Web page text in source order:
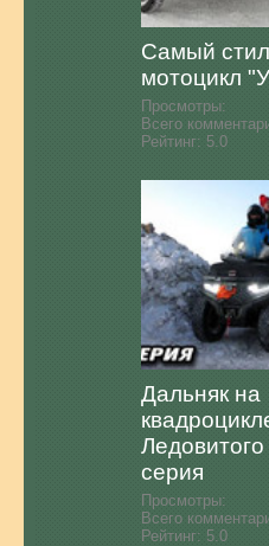
Самый
мотоцикл
Просмотры:
Всего
Рейтинг: 5.0
Дальняк на
серия
Просмотры:
Всего
Рейтинг: 5.0